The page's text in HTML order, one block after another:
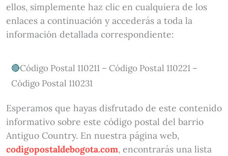
ellos, simplemente haz clic en cualquiera de los
enlaces a continuación y accederás a toda la
información detallada correspondiente:
Código Postal 110211 – Código Postal 110221 –
Código Postal 110231
Esperamos que hayas disfrutado de este contenido
informativo sobre este código postal del barrio
Antiguo Country. En nuestra página web,
codigopostaldebogota.com, encontrarás una lista